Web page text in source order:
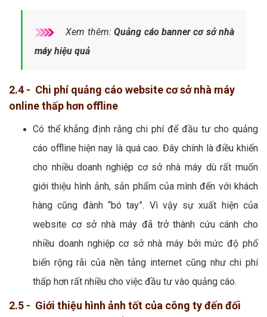
Xem thêm:Quảng cáo banner cơ sở nhà
máy hiệu quả
2.4 - Chi phí quảng cáo website cơ sở nhà máy
online thấp hơn offline
Có thể khẳng định rằng chi phí để đầu tư cho quảng
cáo offline hiện nay là quá cao. Đây chính là điều khiến
cho nhiều doanh nghiệp cơ sở nhà máy dù rất muốn
giới thiệu hình ảnh, sản phẩm của mình đến với khách
hàng cũng đành “bó tay”. Vì vậy sự xuất hiện của
website cơ sở nhà máy đã trở thành cứu cánh cho
nhiều doanh nghiệp cơ sở nhà máy bởi mức độ phổ
biến rộng rãi của nền tảng internet cũng như chi phí
thấp hơn rất nhiều cho việc đầu tư vào quảng cáo.
2.5 - Giới thiệu hình ảnh tốt của công ty đến đối